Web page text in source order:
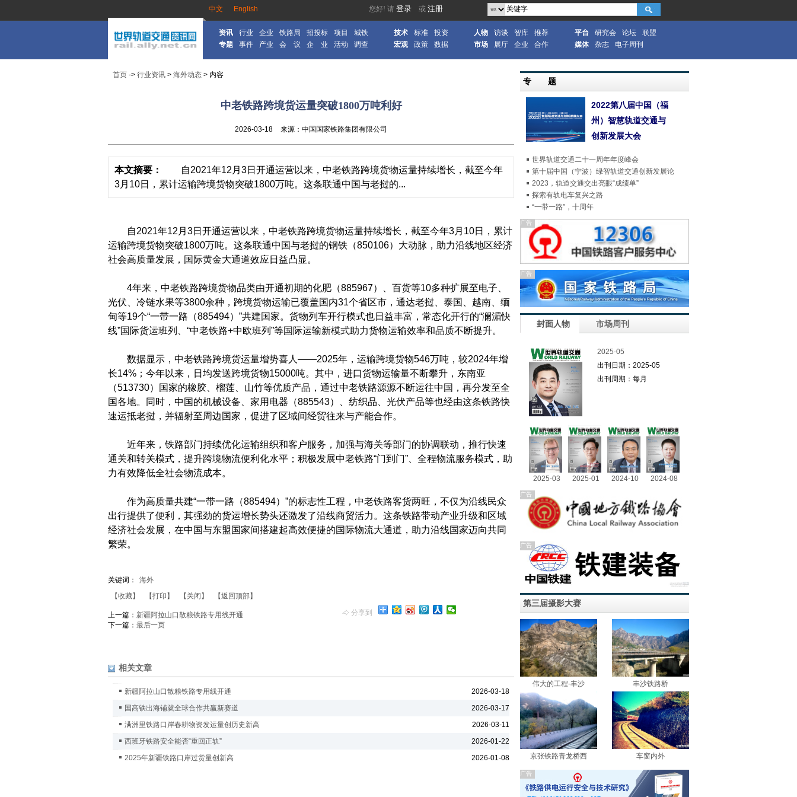
中文 English
资讯 行业 企业 铁路局 招投标 项目
城铁
专题
事件 产业 会 议 企 业 活动 调查
技术 标准
投资
宏观
政策 数据
人物 访谈 智库
推荐
市场
展厅 企业 合作
平台 研究会 论坛
联盟
媒体
杂志 电子周刊
首页 -> 行业资讯 > 海外动态 > 内容
中老铁路跨境货运量突破1800万吨利好
2026-03-18 来源：中国国家铁路集团有限公司
本文摘要：
自2021年12月3日开通运营以来，中老铁路跨境货物运量持续增长，截至今年
3月10日，累计运输跨境货物突破1800万吨。这条联通中国与老挝的...
自2021年12月3日开通运营以来，中老铁路跨境货物运量持续增长，截至今年3月10日，累计
运输跨境货物突破1800万吨。这条联通中国与老挝的钢铁（850106）大动脉，助力沿线地区经济
社会高质量发展，国际黄金大通道效应日益凸显。
4年来，中老铁路跨境货物品类由开通初期的化肥（885967）、百货等10多种扩展至电子、
光伏、冷链水果等3800余种，跨境货物运输已覆盖国内31个省区市，通达老挝、泰国、越南、缅
甸等19个“一带一路（885494）”共建国家。货物列车开行模式也日益丰富，常态化开行的“澜湄快
线”国际货运班列、“中老铁路+中欧班列”等国际运输新模式助力货物运输效率和品质不断提升。
数据显示，中老铁路跨境货运量增势喜人——2025年，运输跨境货物546万吨，较2024年增
长14%；今年以来，日均发送跨境货物15000吨。其中，进口货物运输量不断攀升，东南亚
（513730）国家的橡胶、榴莲、山竹等优质产品，通过中老铁路源源不断运往中国，再分发至全
国各地。同时，中国的机械设备、家用电器（885543）、纺织品、光伏产品等也经由这条铁路快
速运抵老挝，并辐射至周边国家，促进了区域间经贸往来与产能合作。
近年来，铁路部门持续优化运输组织和客户服务，加强与海关等部门的协调联动，推行快速
通关和转关模式，提升跨境物流便利化水平；积极发展中老铁路“门到门”、全程物流服务模式，助
力有效降低全社会物流成本。
作为高质量共建“一带一路（885494）”的标志性工程，中老铁路客货两旺，不仅为沿线民众
出行提供了便利，其强劲的货运增长势头还激发了沿线商贸活力。这条铁路带动产业升级和区域
经济社会发展，在中国与东盟国家间搭建起高效便捷的国际物流大通道，助力沿线国家迈向共同
繁荣。
关键词：
海外
【收藏】
【打印】 【关闭】
【返回顶部】
分享到
上一篇： 新疆阿拉山口散粮铁路专用线开通
下一篇： 最后一页
相关文章
新疆阿拉山口散粮铁路专用线开通
2026-03-18
国高铁出海铺就全球合作共赢新赛道
2026-03-17
满洲里铁路口岸春耕物资发运量创历史新高
2026-03-11
西班牙铁路安全能否“重回正轨”
2026-01-22
2025年新疆铁路口岸过货量创新高
2026-01-08
专 题
2022第八届中国（福
州）智慧轨道交通与
创新发展大会
世界轨道交通二十一周年年度峰会
第十届中国（宁波）绿智轨道交通创新发展论
2023，轨道交通交出亮眼“成绩单”
探索有轨电车复兴之路
“一带一路”，十周年
广告
广告
封面人物 市场周刊
2025-05
出刊日期：2025-05
出刊周期：每月
2025-03 2025-01 2024-10 2024-08
广告
广告
第三届摄影大赛
伟大的工程-丰沙 丰沙铁路桥
京张铁路青龙桥西 车窗内外
广告